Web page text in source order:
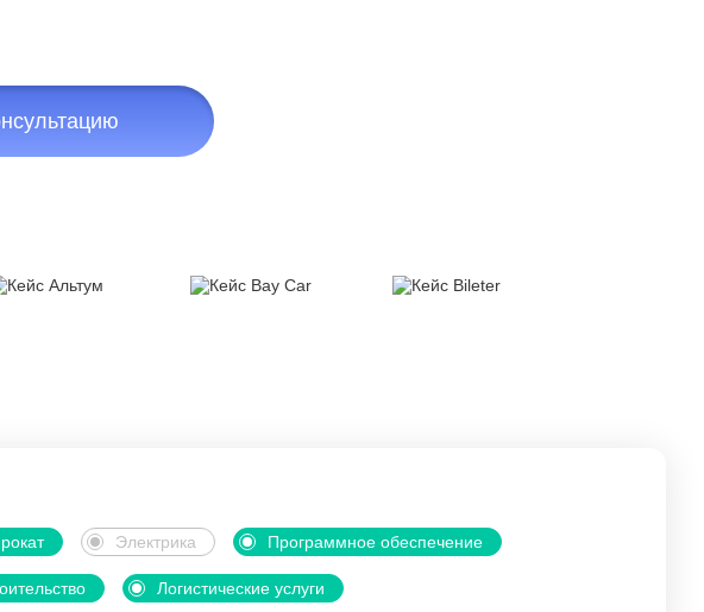
Электрика Программное обеспечение
Логистические услуги